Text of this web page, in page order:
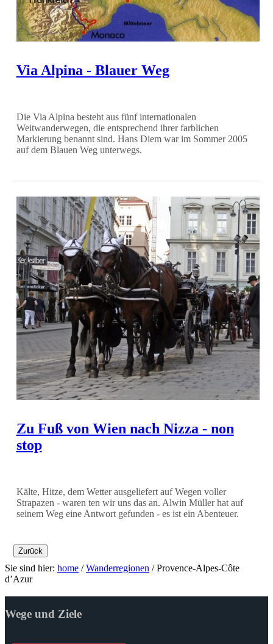
Via Alpina - Blauer Weg
Die Via Alpina besteht aus fünf internationalen
Weitwanderwegen, die entsprechend ihrer farblichen
Markierung benannt sind. Hans Diem war im Sommer 2005
auf dem Blauen Weg unterwegs.
Zu Fuß von Wien nach Nizza - non
stop
Kälte, Hitze, dem Wetter ausgeliefert auf Wegen voller
Strapazen - waren ten wir uns das an. Alwin Müller hat auf
seinem Weg eine Antwort gefunden - es ist ein Abenteuer.
Zurück
Sie sind hier: home /Wanderregionen /Provence-Alpes-Côte
d’Azur
Wege und Ziele